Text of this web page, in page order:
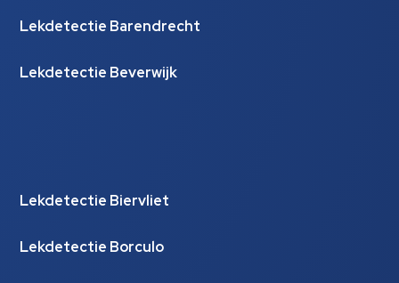
Lekdetectie Barendrecht
Lekdetectie Beverwijk
Lekdetectie Biervliet
Lekdetectie Borculo